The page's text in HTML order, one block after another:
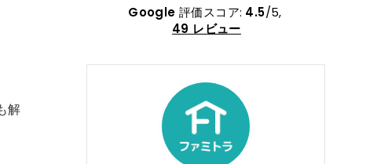
解
してるか
会社では
た。昨年末からは通院や介護申請等の
手続きで色々な方に助けて頂きまし
族信託を知りファミトラさんにご相談
させて頂くことになりました。
当初は半信半疑の所もありましたが、
特にご担当頂いた阿部様には、些細な
疑問にも、家族間の問題にも一つ一つ
Google 評価スコア: 4.5/5,
49 レビュー